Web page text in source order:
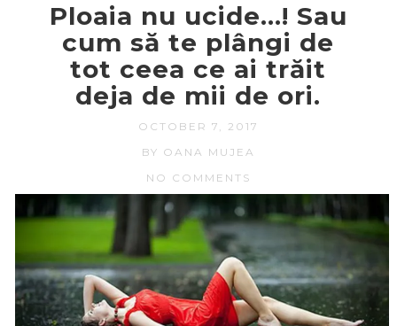
Ploaia nu ucide…! Sau
cum să te plângi de
tot ceea ce ai trăit
deja de mii de ori.
OCTOBER 7, 2017
BY OANA MUJEA
NO COMMENTS